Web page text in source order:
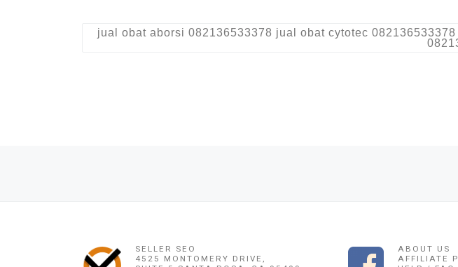
jual obat aborsi 082136533378 jual obat cytotec
SELLER SEO
4525 MONTOMERY DRIVE,
ABOUT US
AFFILIATE